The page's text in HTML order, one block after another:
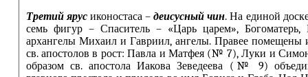
Третий ярусиконостаса –деисусный чин. На единой
семь фигур – Спаситель – «Царь царем», Богоматерь,
архангелы Михаил и Гавриил, ангелы. Правее помещены
св. апостолов в рост: Павла и Матфея (№ 7), Луки и
образом св. апостола Иакова Зеведеева (№ 9)